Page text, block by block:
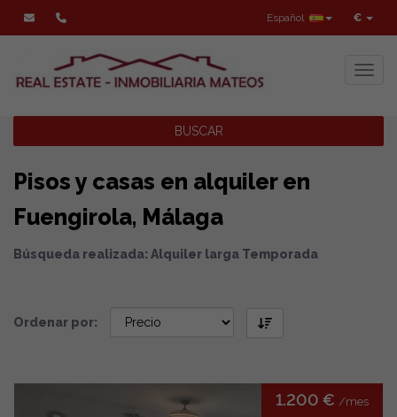
€
Español
BUSCAR
Pisos y casas en alquiler en
Fuengirola, Málaga
Búsqueda realizada: Alquiler larga Temporada
Ordenar por:
1.200 € /mes